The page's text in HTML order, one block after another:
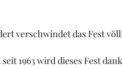
verschwindet das Fest
1963 wird dieses Fest